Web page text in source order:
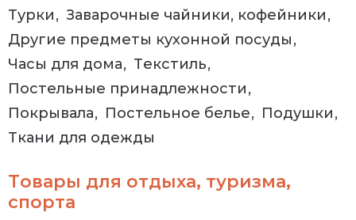
Турки
Заварочные чайники, кофейники
Другие предметы кухонной посуды
Часы для дома
Текстиль
Постельные принадлежности
Покрывала
Постельное белье
Подушки
Ткани для одежды
Товары для отдыха, туризма,
спорта